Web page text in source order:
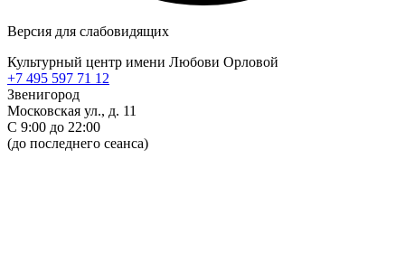
Версия для слабовидящих
Культурный центр имени Любови Орловой
+7 495 597 71 12
Звенигород
Московская ул., д. 11
С 9:00 до 22:00
(до последнего сеанса)